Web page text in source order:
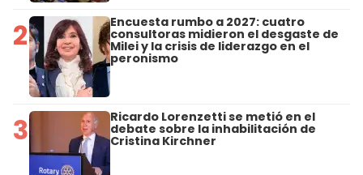
2 Encuesta rumbo a 2027: cuatro
consultoras midieron el desgaste de
Milei y la crisis de liderazgo en el
peronismo
3 Ricardo Lorenzetti se metió en el
debate sobre la inhabilitación de
Cristina Kirchner